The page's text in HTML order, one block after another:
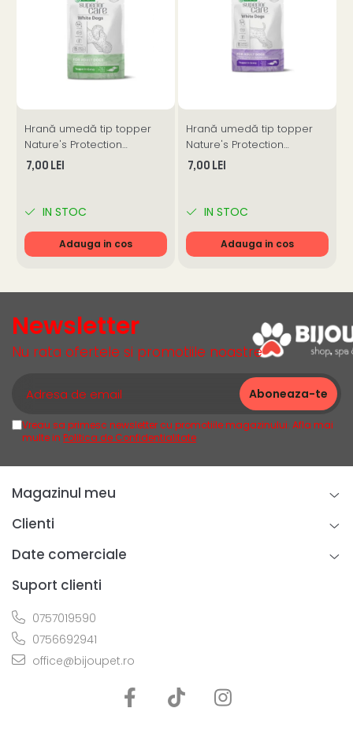
Hrană umedă tip topper
Nature's Protection
Superior Care cu Ton și
Biban de Mare pentru câini
pentru eliminarea petelor
7,00 Lei
IN STOC
Adauga in cos
Hrană umedă tip topper
Nature's Protection
Superior Care cu Ton și
Somon pentru câini adulți
eliminarea petelor din jurul
7,00 Lei
IN STOC
Adauga in cos
Newsletter
Nu rata ofertele si promotiile noastre
Vreau sa primesc newsletter cu promotiile magazinului. Afla mai
multe in Politica de Confidentialitate
Magazinul meu
Clienti
Date comerciale
Suport clienti
0757019590
0756692941
office@bijoupet.ro